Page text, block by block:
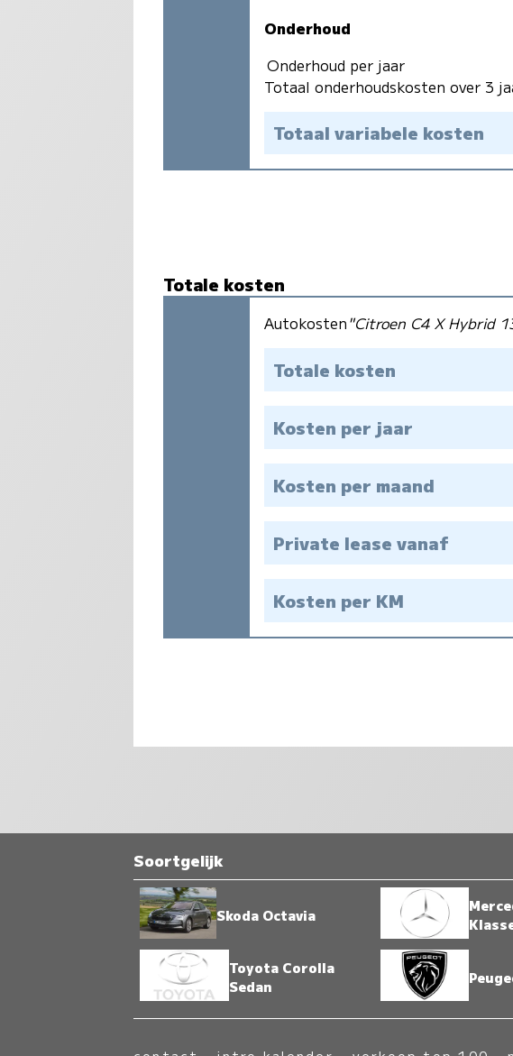
Onderhoud
Onderhoud per jaar
Totaal onderhoudskosten over 3
Totaal variabele kosten
Totale kosten
Autokosten"Citroen C4 X Hybrid
Totale kosten
Kosten per jaar
Kosten per maand
Private lease vanaf
Kosten per KM
Soortgelijk
Skoda Octavia
Toyota Corolla
Sedan